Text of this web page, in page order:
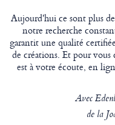
Aujourd'hui ce sont plus
notre recherche
garantit une qualité
de créations. Et pour
est à votre écoute, en
Avec
de la